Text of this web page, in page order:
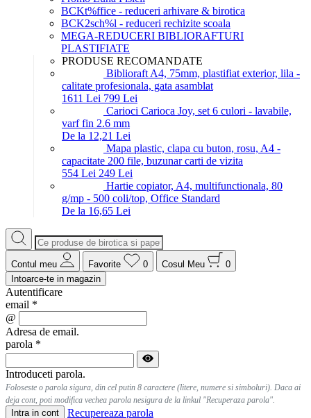
BCKt%ffice - reduceri arhivare & birotica
BCK2sch%l - reduceri rechizite scoala
MEGA-REDUCERI BIBLIORAFTURI
PLASTIFIATE
PRODUSE RECOMANDATE
Biblioraft A4, 75mm, plastifiat exterior, lila -
calitate profesionala, gata asamblat
1611 Lei 799 Lei
Carioci Carioca Joy, set 6 culori - lavabile,
varf fin 2.6 mm
De la 12,21 Lei
Mapa plastic, clapa cu buton, rosu, A4 -
capacitate 200 file, buzunar carti de vizita
554 Lei 249 Lei
Hartie copiator, A4, multifunctionala, 80
g/mp - 500 coli/top, Office Standard
De la 16,65 Lei
Contul meu Favorite 0 Cosul Meu
0
Intoarce-te in magazin
Autentificare
email *
@
Adresa de email.
parola *
Introduceti parola.
Foloseste o parola sigura, din cel putin 8 caractere (litere, numere si simboluri). Daca ai
deja cont, poti modifica vechea parola nesigura de la linkul "Recuperaza parola".
Intra in cont
Recupereaza parola